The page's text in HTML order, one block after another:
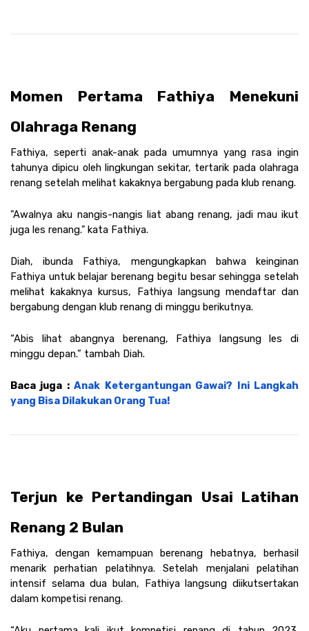
Momen Pertama Fathiya Menekuni
Olahraga Renang
Fathiya, seperti anak-anak pada umumnya yang rasa ingin
tahunya dipicu oleh lingkungan sekitar, tertarik pada olahraga
renang setelah melihat kakaknya bergabung pada klub renang.
"Awalnya aku nangis-nangis liat abang renang, jadi mau ikut
juga les renang." kata Fathiya.
Diah, ibunda Fathiya, mengungkapkan bahwa keinginan
Fathiya untuk belajar berenang begitu besar sehingga setelah
melihat kakaknya kursus, Fathiya langsung mendaftar dan
bergabung dengan klub renang di minggu berikutnya.
“Abis lihat abangnya berenang, Fathiya langsung les di
minggu depan.” tambah Diah.
Baca juga : Anak Ketergantungan Gawai? Ini Langkah
yang Bisa Dilakukan Orang Tua!
Terjun ke Pertandingan Usai Latihan
Renang 2 Bulan
Fathiya, dengan kemampuan berenang hebatnya, berhasil
menarik perhatian pelatihnya. Setelah menjalani pelatihan
intensif selama dua bulan, Fathiya langsung diikutsertakan
dalam kompetisi renang.